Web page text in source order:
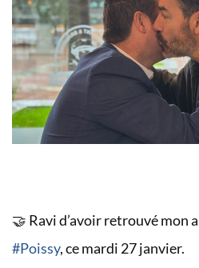
🤝 Ravi d’avoir retrouvé mon
#Poissy, ce mardi 27 janvier.